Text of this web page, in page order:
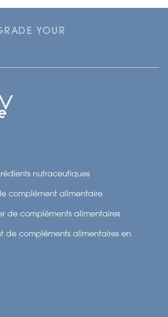
YOUR
nutraceutiques
complément alimentaire
de compléments alimentaires
de compléments alimentaires en